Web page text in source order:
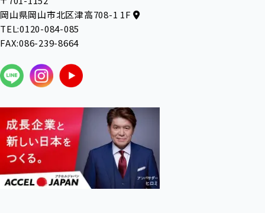
岡山県岡山市北区津高708-1 1F
TEL:0120-084-085
FAX:086-239-8664